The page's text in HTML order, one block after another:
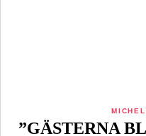
”GÄSTERNA